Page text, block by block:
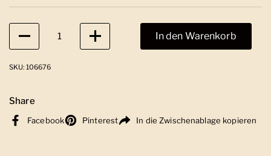
Anzahl
In den Warenkorb
SKU: 106676
Share
Facebook Pinterest In die Zwischenablage kopieren